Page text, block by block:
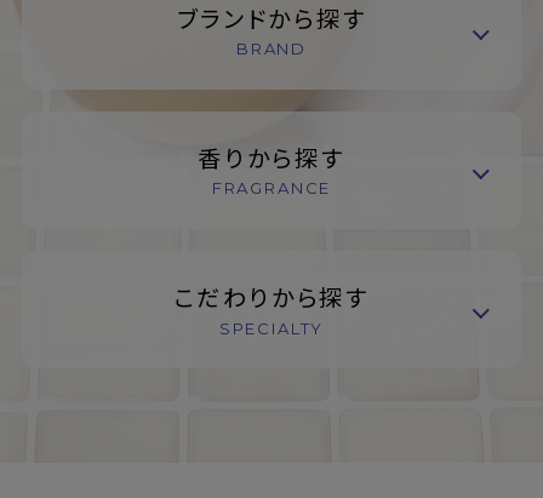
ブランドから探す
BRAND
香りから探す
FRAGRANCE
こだわりから探す
SPECIALTY